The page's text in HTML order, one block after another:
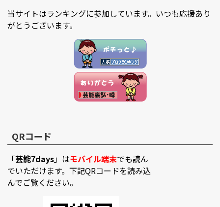
当サイトはランキングに参加しています。いつも応援あり
がとうございます。
QRコード
「芸能7days」はモバイル端末でも読ん
でいただけます。下記QRコードを読み込
んでご覧ください。